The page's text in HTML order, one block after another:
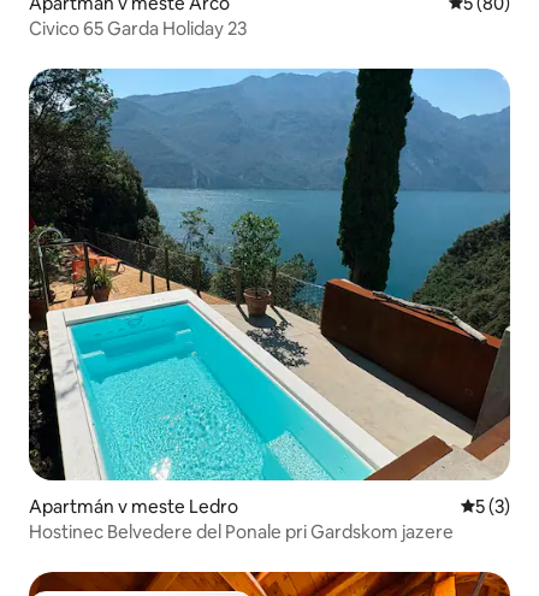
Civico 65 Garda Holiday 23
Apartmán v meste Ledro
5 (3)
Hostinec Belvedere del Ponale pri Gardskom jazere